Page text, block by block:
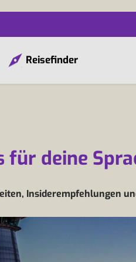
Reisefinder
für deine
Insiderempfehlungen